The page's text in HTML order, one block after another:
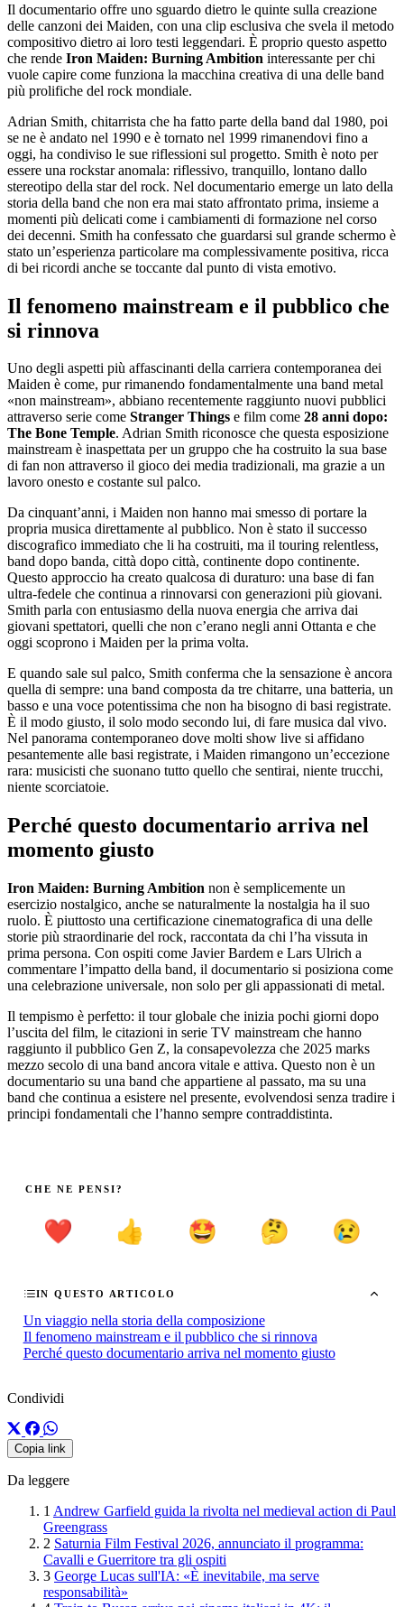
Il documentario offre uno sguardo dietro le quinte sulla creazione
delle canzoni dei Maiden, con una clip esclusiva che svela il metodo
compositivo dietro ai loro testi leggendari. È proprio questo aspetto
che rende Iron Maiden: Burning Ambition interessante per chi
vuole capire come funziona la macchina creativa di una delle band
più prolifiche del rock mondiale.
Adrian Smith, chitarrista che ha fatto parte della band dal 1980, poi
se ne è andato nel 1990 e è tornato nel 1999 rimanendovi fino a
oggi, ha condiviso le sue riflessioni sul progetto. Smith è noto per
essere una rockstar anomala: riflessivo, tranquillo, lontano dallo
stereotipo della star del rock. Nel documentario emerge un lato della
storia della band che non era mai stato affrontato prima, insieme a
momenti più delicati come i cambiamenti di formazione nel corso
dei decenni. Smith ha confessato che guardarsi sul grande schermo è
stato un’esperienza particolare ma complessivamente positiva, ricca
di bei ricordi anche se toccante dal punto di vista emotivo.
Il fenomeno mainstream e il pubblico che
si rinnova
Uno degli aspetti più affascinanti della carriera contemporanea dei
Maiden è come, pur rimanendo fondamentalmente una band metal
«non mainstream», abbiano recentemente raggiunto nuovi pubblici
attraverso serie come Stranger Things e film come 28 anni dopo:
The Bone Temple. Adrian Smith riconosce che questa esposizione
mainstream è inaspettata per un gruppo che ha costruito la sua base
di fan non attraverso il gioco dei media tradizionali, ma grazie a un
lavoro onesto e costante sul palco.
Da cinquant’anni, i Maiden non hanno mai smesso di portare la
propria musica direttamente al pubblico. Non è stato il successo
discografico immediato che li ha costruiti, ma il touring relentless,
band dopo banda, città dopo città, continente dopo continente.
Questo approccio ha creato qualcosa di duraturo: una base di fan
ultra-fedele che continua a rinnovarsi con generazioni più giovani.
Smith parla con entusiasmo della nuova energia che arriva dai
giovani spettatori, quelli che non c’erano negli anni Ottanta e che
oggi scoprono i Maiden per la prima volta.
E quando sale sul palco, Smith conferma che la sensazione è ancora
quella di sempre: una band composta da tre chitarre, una batteria, un
basso e una voce potentissima che non ha bisogno di basi registrate.
È il modo giusto, il solo modo secondo lui, di fare musica dal vivo.
Nel panorama contemporaneo dove molti show live si affidano
pesantemente alle basi registrate, i Maiden rimangono un’eccezione
rara: musicisti che suonano tutto quello che sentirai, niente trucchi,
niente scorciatoie.
Perché questo documentario arriva nel
momento giusto
Iron Maiden: Burning Ambition non è semplicemente un
esercizio nostalgico, anche se naturalmente la nostalgia ha il suo
ruolo. È piuttosto una certificazione cinematografica di una delle
storie più straordinarie del rock, raccontata da chi l’ha vissuta in
prima persona. Con ospiti come Javier Bardem e Lars Ulrich a
commentare l’impatto della band, il documentario si posiziona come
una celebrazione universale, non solo per gli appassionati di metal.
Il tempismo è perfetto: il tour globale che inizia pochi giorni dopo
l’uscita del film, le citazioni in serie TV mainstream che hanno
raggiunto il pubblico Gen Z, la consapevolezza che 2025 marks
mezzo secolo di una band ancora vitale e attiva. Questo non è un
documentario su una band che appartiene al passato, ma su una
band che continua a esistere nel presente, evolvendosi senza tradire i
principi fondamentali che l’hanno sempre contraddistinta.
CHE NE PENSI?
❤️ 👍 🤩 🤔 😢
IN QUESTO ARTICOLO
Un viaggio nella storia della composizione
Il fenomeno mainstream e il pubblico che si rinnova
Perché questo documentario arriva nel momento giusto
Condividi
Copia link
Da leggere
1 Andrew Garfield guida la rivolta nel medieval action di Paul
Greengrass
2 Saturnia Film Festival 2026, annunciato il programma:
Cavalli e Guerritore tra gli ospiti
3 George Lucas sull'IA: «È inevitabile, ma serve
responsabilità»